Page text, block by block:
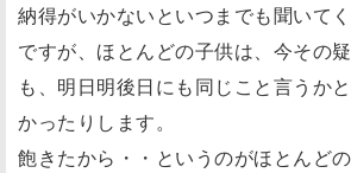
納得がいかないといつまでも聞いてく
ですが、ほとんどの子供は、今その
も、明日明後日にも同じこと言うか
かったりします。
飽きたから・・というのがほとんど